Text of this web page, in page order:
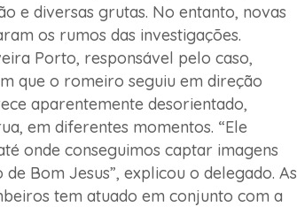
e diversas grutas. No entanto, novas
os rumos das investigações.
Porto, responsável pelo caso,
que o romeiro seguiu em direção
aparentemente desorientado,
em diferentes momentos. “Ele
onde conseguimos captar imagens
Bom Jesus”, explicou o delegado. As
tem atuado em conjunto com a